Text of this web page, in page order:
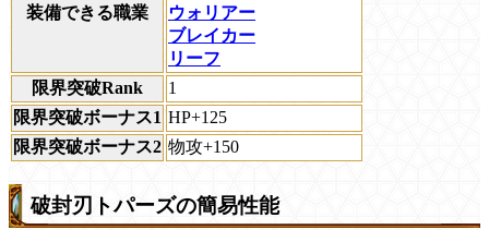
装備できる職業
ウォリアー
ブレイカー
リーフ
限界突破Rank
1
限界突破ボーナス1 HP+125
限界突破ボーナス2 物攻+150
破封刃トパーズの簡易性能